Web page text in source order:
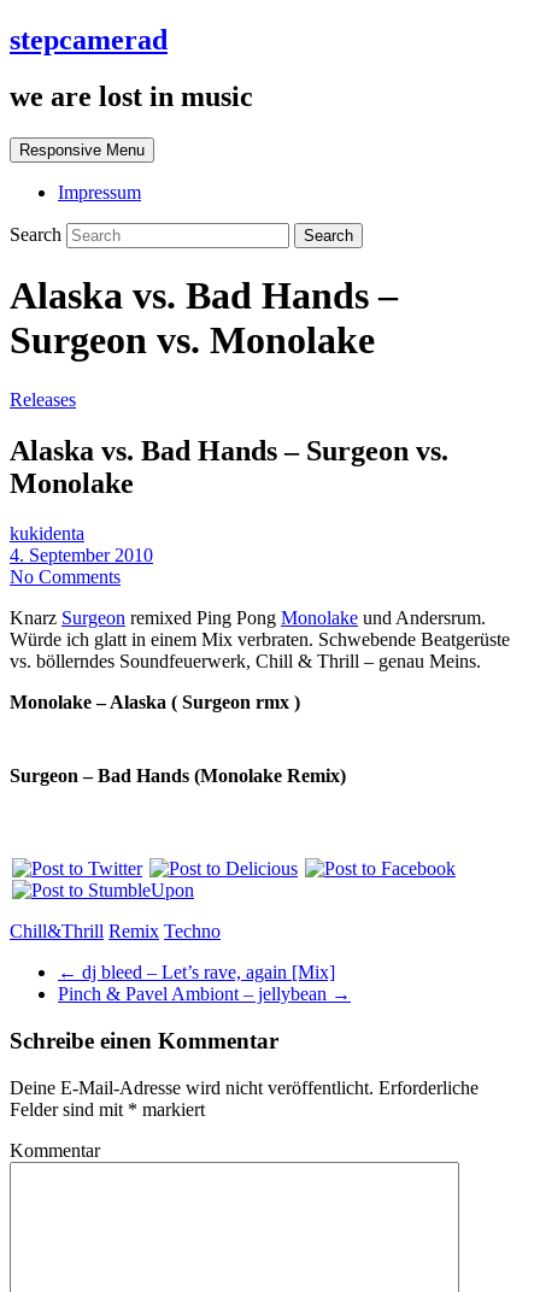
stepcamerad
we are lost in music
Responsive Menu
Impressum
Search
Alaska vs. Bad Hands –
Surgeon vs. Monolake
Releases
Alaska vs. Bad Hands – Surgeon vs.
Monolake
kukidenta
4. September 2010
No Comments
Knarz Surgeon remixed Ping Pong Monolake und Andersrum.
Würde ich glatt in einem Mix verbraten. Schwebende Beatgerüste
vs. böllerndes Soundfeuerwerk, Chill & Thrill – genau Meins.
Monolake – Alaska ( Surgeon rmx )
Surgeon – Bad Hands (Monolake Remix)
Chill&Thrill Remix Techno
← dj bleed – Let’s rave, again [Mix]
Pinch & Pavel Ambiont – jellybean →
Schreibe einen Kommentar
Deine E-Mail-Adresse wird nicht veröffentlicht. Erforderliche
Felder sind mit * markiert
Kommentar